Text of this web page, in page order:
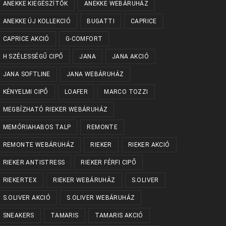
ANEKKE KIEGÉSZÍTŐK ANEKKE WEBÁRUHÁZ
ANEKKE ÚJ KOLLEKCIÓ BUGATTI CAPRICE
CAPRICE AKCIÓ G-COMFORT
H SZÉLESSÉGŰ CIPŐ JANA JANA AKCIÓ
JANA SOFTLINE JANA WEBÁRUHÁZ
KÉNYELMI CIPŐ LOAFER MARCO TOZZI
MEGBÍZHATÓ RIEKER WEBÁRUHÁZ
MEMÓRIAHABOS TALP REMONTE
REMONTE WEBÁRUHÁZ RIEKER RIEKER AKCIÓ
RIEKER ANTISTRESS RIEKER FÉRFI CIPŐ
RIEKERTEX RIEKER WEBÁRUHÁZ S.OLIVER
S.OLIVER AKCIÓ S.OLIVER WEBÁRUHÁZ
SNEAKERS TAMARIS TAMARIS AKCIÓ